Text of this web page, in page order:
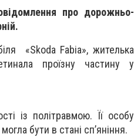
про дорожньо-
«Skoda Fabia», жителька
проїзну частину у
із політравмою. Її особу
бути в стані сп’яніння.